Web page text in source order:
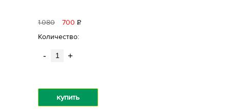
1080 700 Р
Количество:
- +
купить